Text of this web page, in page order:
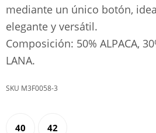
mediante un único botón,
elegante y versátil.
Composición: 50% ALPACA,
LANA.
M3F0058-3
40 42